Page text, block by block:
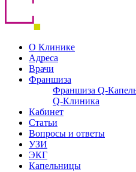
О Клинике
Адреса
Врачи
Франшиза
Франшиза Q-
Q-Клиника
Кабинет
Статьи
Вопросы и ответы
УЗИ
ЭКГ
Капельницы